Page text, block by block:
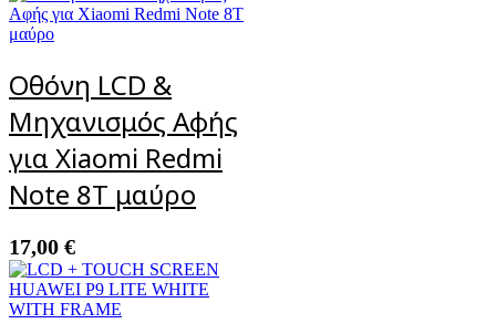
Οθόνη LCD &
Μηχανισμός Αφής
για Xiaomi Redmi
Note 8T μαύρο
17,00 €